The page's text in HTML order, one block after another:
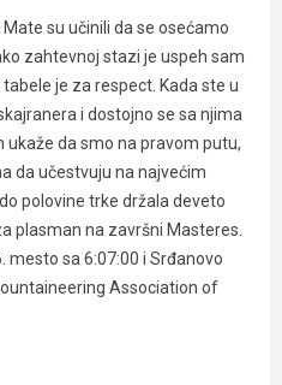
Mate su učinili da se osećamo
zahtevnoj stazi je uspeh sam
je za respect. Kada ste u
i dostojno se sa njima
da smo na pravom putu,
da učestvuju na najvećim
polovine trke držala deveto
plasman na završni Masteres.
mesto sa 6:07:00 i Srđanovo
Association of